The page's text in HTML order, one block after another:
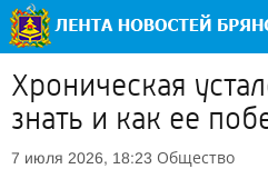
Хроническая
знать и как ее
7 июля 2026, 18:23 Общество